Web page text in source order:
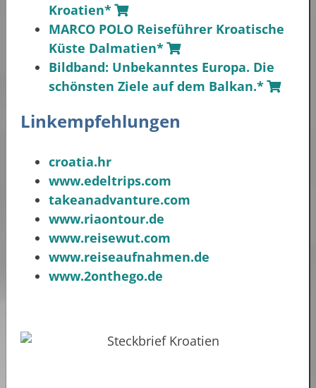
Kroatien*
MARCO POLO Reiseführer Kroatische
Küste Dalmatien*
Bildband: Unbekanntes Europa. Die
schönsten Ziele auf dem Balkan.*
Linkempfehlungen
croatia.hr
www.edeltrips.com
takeanadvanture.com
www.riaontour.de
www.reisewut.com
www.reiseaufnahmen.de
www.2onthego.de